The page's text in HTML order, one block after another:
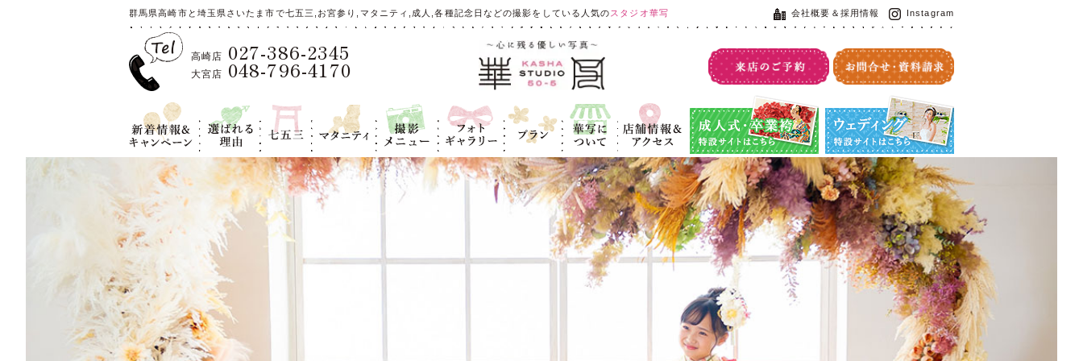
群馬県高崎市と埼玉県さいたま市で七五三,お宮参り,マタニティ,成人,各種記念日などの撮影をしている人気のスタジオ華写
高崎店 027-386-2345
大宮店 048-796-4170
会社概要＆採用情報 Instagram
新着情報＆キ
ャンペーン
選ばれる理
由
七五三 マタニティ
撮影メニュ
ー
フォトギャラ
リー
プラン
華写につい
て
店舗情報＆ア
クセス
成人式・卒業袴特設サイト ウエディング特設サイト